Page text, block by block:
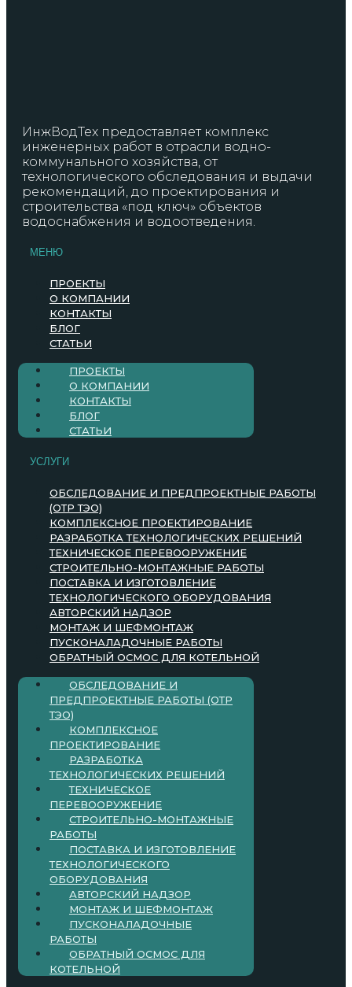
ИнжВодТех предоставляет комплекс
инженерных работ в отрасли водно-
коммунального хозяйства, от
технологического обследования и выдачи
рекомендаций, до проектирования и
строительства «под ключ» объектов
водоснабжения и водоотведения.
МЕНЮ
ПРОЕКТЫ
О КОМПАНИИ
КОНТАКТЫ
БЛОГ
СТАТЬИ
ПРОЕКТЫ
О КОМПАНИИ
КОНТАКТЫ
БЛОГ
СТАТЬИ
УСЛУГИ
ОБСЛЕДОВАНИЕ И ПРЕДПРОЕКТНЫЕ РАБОТЫ
(ОТР ТЭО)
КОМПЛЕКСНОЕ ПРОЕКТИРОВАНИЕ
РАЗРАБОТКА ТЕХНОЛОГИЧЕСКИХ РЕШЕНИЙ
ТЕХНИЧЕСКОЕ ПЕРЕВООРУЖЕНИЕ
СТРОИТЕЛЬНО-МОНТАЖНЫЕ РАБОТЫ
ПОСТАВКА И ИЗГОТОВЛЕНИЕ
ТЕХНОЛОГИЧЕСКОГО ОБОРУДОВАНИЯ
АВТОРСКИЙ НАДЗОР
МОНТАЖ И ШЕФМОНТАЖ
ПУСКОНАЛАДОЧНЫЕ РАБОТЫ
ОБРАТНЫЙ ОСМОС ДЛЯ КОТЕЛЬНОЙ
ОБСЛЕДОВАНИЕ И
ПРЕДПРОЕКТНЫЕ РАБОТЫ (ОТР
ТЭО)
КОМПЛЕКСНОЕ
ПРОЕКТИРОВАНИЕ
РАЗРАБОТКА
ТЕХНОЛОГИЧЕСКИХ РЕШЕНИЙ
ТЕХНИЧЕСКОЕ
ПЕРЕВООРУЖЕНИЕ
СТРОИТЕЛЬНО-МОНТАЖНЫЕ
РАБОТЫ
ПОСТАВКА И ИЗГОТОВЛЕНИЕ
ТЕХНОЛОГИЧЕСКОГО
ОБОРУДОВАНИЯ
АВТОРСКИЙ НАДЗОР
МОНТАЖ И ШЕФМОНТАЖ
ПУСКОНАЛАДОЧНЫЕ
РАБОТЫ
ОБРАТНЫЙ ОСМОС ДЛЯ
КОТЕЛЬНОЙ